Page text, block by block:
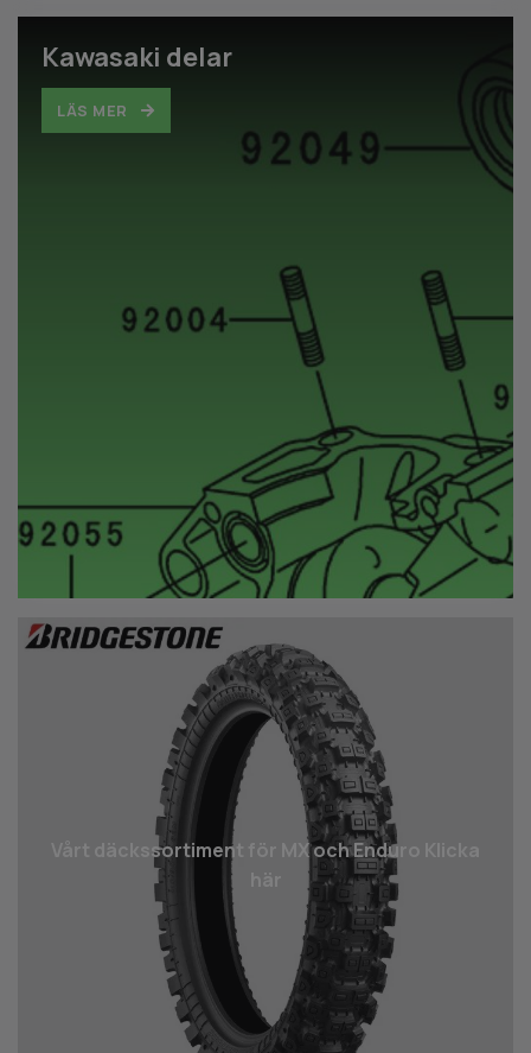
Kawasaki delar
LÄS MER
Vårt däcks­sortiment för MX och Enduro Klicka